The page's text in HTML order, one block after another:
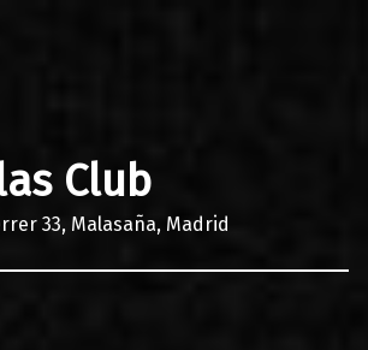
Club
33, Malasaña, Madrid